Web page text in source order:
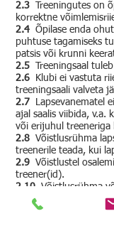
2.3
Treeningutes on
korrektne
2.4 Õpilase enda
puhtuse tagamiseks
patsis või krunni
2.5
Treeningsaal
2.6
Klubi ei vastuta
treeningsaali valveta
2.7 Lapsevanematel
ajal saalis viibida, v.a.
või erijuhul treeneriga
2.8 Võistlusrühma
treenerile teada, kui
2.9 Võistlustel
treener(id).
2.10 Võistlusrühma
klubist/rühmast teise
hooajavälisel ajal ja/